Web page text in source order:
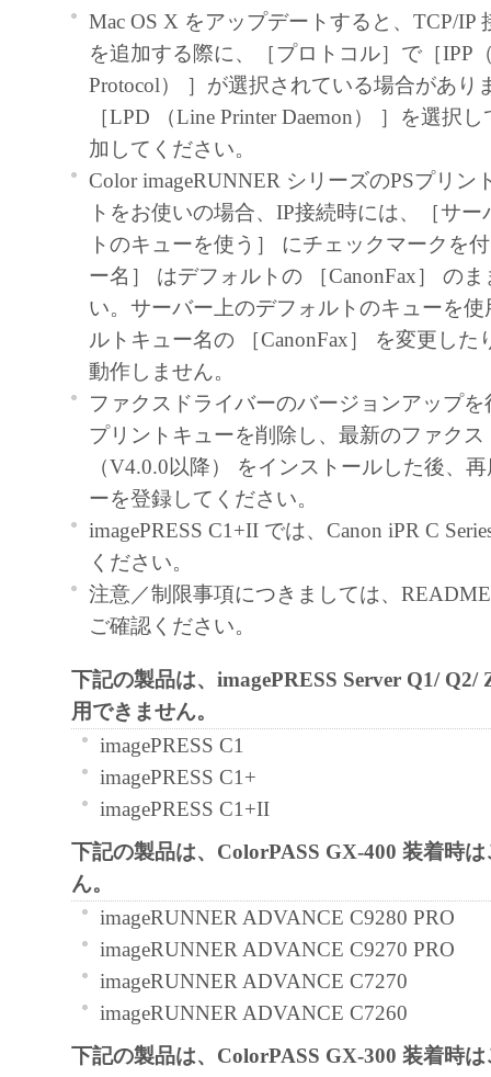
す。）との間の契約書です。
お客様は、『同意』を示す下記のボタンを
点、または「本ソフトウェア」のインスト
をもって、本契約書に同意したことになり
お客様が本契約書に同意できない場合、「
ア」を使用することはできません。
１．許諾
(1) キヤノンは、お客様が「キヤノン製品
のために、「キヤノン製品」に直接または
通じ接続される複数のコンピューター（以
と言います。）において、「本ソフトウェ
契約書においては、「本ソフトウェア」を
の記憶媒体上にインストールすること、ま
ターにおいて表示すること、アクセスする
実行することのいずれも含むものとします
非独占的権利をお客様に対して許諾します
た「指定機器」にネットワークを通じて接
ューター上で、かかるコンピューターの使
「本ソフトウェア」を使用させることがで
るコンピューターの使用者に本契約書上の
を条件とします。
(2) お客様は、上記(1)に基づいて「本ソフ
するためのバックアップとして、「本ソフ
部、複製することができます。
(3) 上記(1)および(2)に定める場合を除き、
ヤノンのライセンサーのいかなる知的財産
るいは許諾されるものではありません。
２．制限
(1) お客様は、再使用許諾、譲渡、販売、
くは貸与その他の方法により、第三者に「
ア」を使用させることはできません。
Mac OS X をアップデートすると、TCP/IP
を追加する際に、［プロトコル］で［IPP
Protocol） ］が選択されている場合があり
［LPD （Line Printer Daemon） ］を選択
加してください。
Color imageRUNNER シリーズのPSプリン
トをお使いの場合、IP接続時には、［サ
トのキューを使う］ にチェックマークを
ー名］ はデフォルトの ［CanonFax］ の
い。サーバー上のデフォルトのキューを
ルトキュー名の ［CanonFax］ を変更した
動作しません。
ファクスドライバーのバージョンアップ
プリントキューを削除し、最新のファクス
（V4.0.0以降） をインストールした後、
ーを登録してください。
imagePRESS C1+II では、Canon iPR C
ください。
注意／制限事項につきましては、
ご確認ください。
下記の製品は、imagePRESS Server Q1/ Q2/
用できません。
imagePRESS C1
imagePRESS C1+
imagePRESS C1+II
下記の製品は、ColorPASS GX-400 装着時
ん。
imageRUNNER ADVANCE C9280 PRO
imageRUNNER ADVANCE C9270 PRO
imageRUNNER ADVANCE C7270
imageRUNNER ADVANCE C7260
下記の製品は、ColorPASS GX-300 装着時